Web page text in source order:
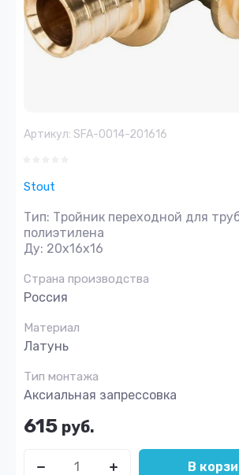
Артикул: SFA-0014-201616
Stout
Тип: Тройник переходной для
полиэтилена
Ду: 20x16x16
Страна производства
Россия
Материал
Латунь
Тип монтажа
Аксиальная запрессовка
615 руб.
В